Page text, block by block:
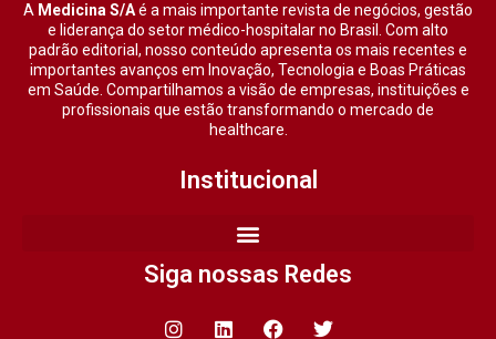
A Medicina S/Aé a mais importante revista de negócios, gestão
e liderança do setor médico-hospitalar no Brasil. Com alto
padrão editorial, nosso conteúdo apresenta os mais recentes e
importantes avanços em Inovação, Tecnologia e Boas Práticas
em Saúde. Compartilhamos a visão de empresas, instituições e
profissionais que estão transformando o mercado de
healthcare.
Institucional
Siga nossas Redes